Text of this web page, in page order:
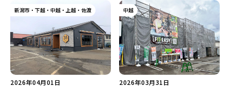
4日からスタート！500円引き
や10%割引など盛りだくさん♪
ン中本 女池」や「辣辣麺飯
潤」など盛りだくさん♪
新潟市・下越・中越・上越・佐渡
2026年04月01日
中越
2026年03月31日